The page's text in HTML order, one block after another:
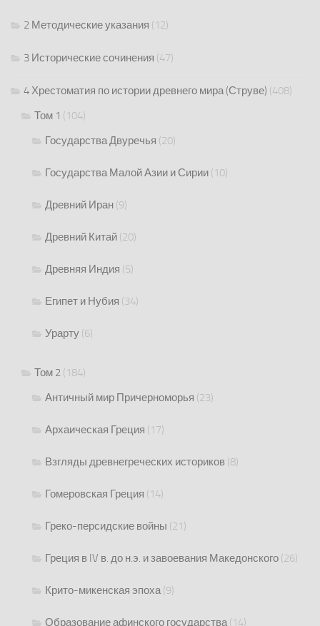
2 Методические указания (12)
3 Исторические сочинения (47)
4 Хрестоматия по истории древнего мира (Струве) (408)
Том 1 (104)
Государства Двуречья (20)
Государства Малой Азии и Сирии (10)
Древний Иран (9)
Древний Китай (20)
Древняя Индия (5)
Египет и Нубия (34)
Урарту (6)
Том 2 (184)
Античный мир Причерноморья (23)
Архаическая Греция (17)
Взгляды древнегреческих историков (8)
Гомеровская Греция (14)
Греко-персидские войны (21)
Греция в IV в. до н.э. и завоевания Македонского (26)
Крито-микенская эпоха(9)
Образование афинского государства(14)